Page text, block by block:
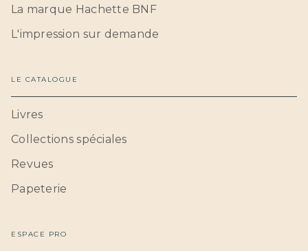
La marque Hachette BNF
L'impression sur demande
LE CATALOGUE
Livres
Collections spéciales
Revues
Papeterie
ESPACE PRO